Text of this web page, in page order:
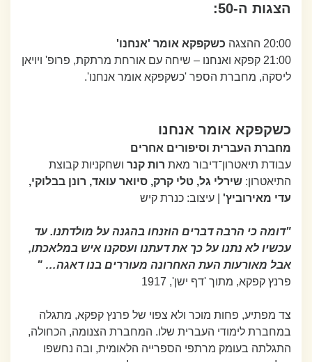
הצגות ה-50:
20:00 ההצגה
כשקפקא אומר 'אנחנו'
21:00 קפקא ואנחנו – שיחה עם אורחת מרתקת, פרופ' ויויאן
ליסקה, מחברת הספר 'כשקפקא אומר אנחנו'.
כשקפקא אומר אנחנו
מחברת העברית וסיפורים אחרים
עבודת תיאטרון־דיבור מאת רות קנר ושחקניות קבוצת
התיאטרון:שירלי גל, טלי קרק, סיואר עואד, רונן בבלוקי,
עדי מאירוביץ'
| עיצוב: כנרת קיש
"דומה כי הרבה דברים הוזנחו בהגנה על מולדתנו. עד
עכשיו לא נתנו על כך את דעתנו ועסקנו איש במלאכתו,
אבל מאורעות העת האחרונה מעוררים בנו דאגה… "
פרנץ קפקא, מתוך 'דף ישן', 1917
צד מפתיע, פחות מוכר ולא צפוי של פרנץ קפקא, מתגלה
במחברת לימודי העברית שלו. המחברת הצנומה, הכחולה,
התגלתה בעומק מרתפי הספרייה הלאומית, ובה נחשפו